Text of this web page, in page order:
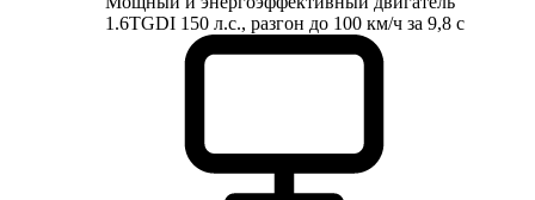
1.6TGDI 150 л.с., разгон до 100 км/ч за 9,8 с